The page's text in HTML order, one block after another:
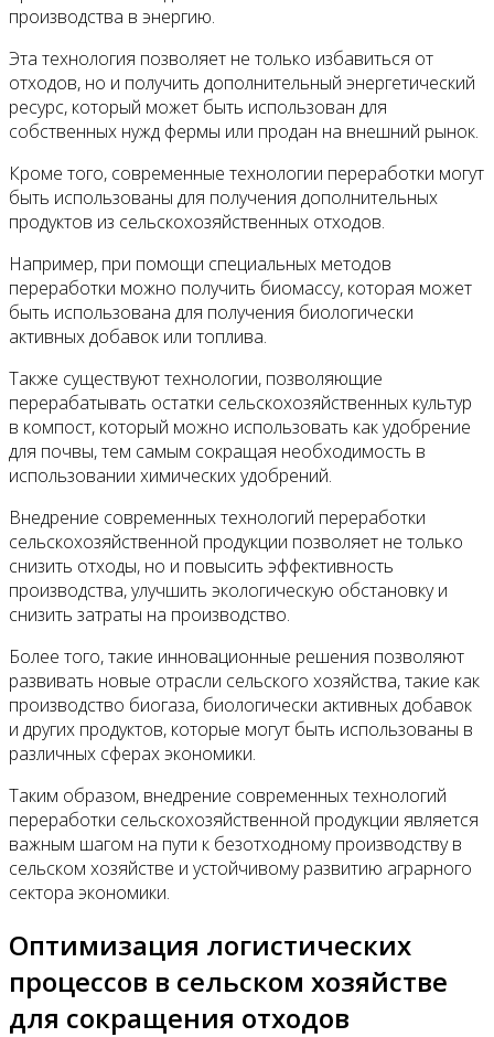
производства в энергию.
Эта технология позволяет не только избавиться от
отходов, но и получить дополнительный энергетический
ресурс, который может быть использован для
собственных нужд фермы или продан на внешний рынок.
Кроме того, современные технологии переработки могут
быть использованы для получения дополнительных
продуктов из сельскохозяйственных отходов.
Например, при помощи специальных методов
переработки можно получить биомассу, которая может
быть использована для получения биологически
активных добавок или топлива.
Также существуют технологии, позволяющие
перерабатывать остатки сельскохозяйственных культур
в компост, который можно использовать как удобрение
для почвы, тем самым сокращая необходимость в
использовании химических удобрений.
Внедрение современных технологий переработки
сельскохозяйственной продукции позволяет не только
снизить отходы, но и повысить эффективность
производства, улучшить экологическую обстановку и
снизить затраты на производство.
Более того, такие инновационные решения позволяют
развивать новые отрасли сельского хозяйства, такие как
производство биогаза, биологически активных добавок
и других продуктов, которые могут быть использованы в
различных сферах экономики.
Таким образом, внедрение современных технологий
переработки сельскохозяйственной продукции является
важным шагом на пути к безотходному производству в
сельском хозяйстве и устойчивому развитию аграрного
сектора экономики.
Оптимизация логистических
процессов в сельском хозяйстве
для сокращения отходов